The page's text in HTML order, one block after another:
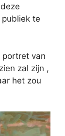
te
portret van
zal zijn ,
het zou